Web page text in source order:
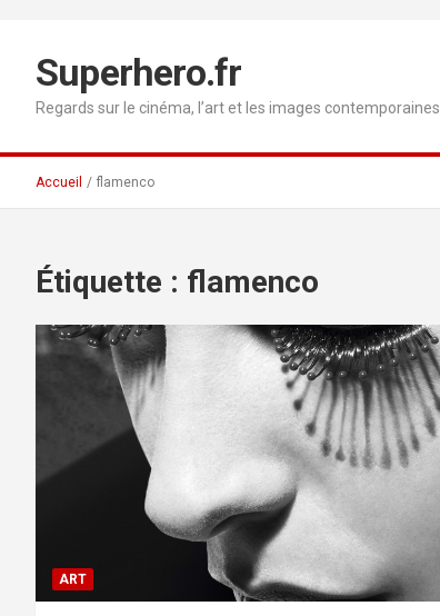
contenuSuperhero.fr
Regards sur le cinéma, l’art et les images contemporaines
Accueil flamenco
Étiquette : flamenco
ART